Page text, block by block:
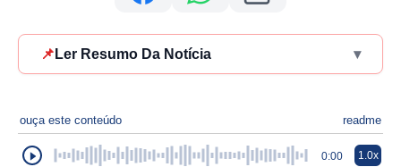
📌 Ler Resumo Da Notícia ▾
ouça este conteúdo readme
0:00 1.0x